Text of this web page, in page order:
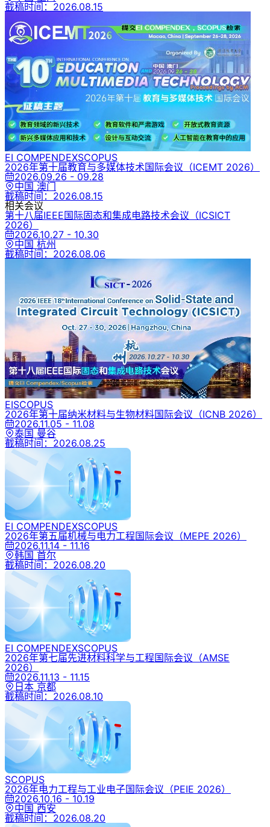
截稿时间： 2026.08.15
EI COMPENDEXSCOPUS
2026年第十届教育与多媒体技术国际会议 （ICEMT 2026）
2026.09.26 - 09.28
中国 澳门
截稿时间： 2026.08.15
相关会议
第十八届IEEE国际固态和集成电路技术会议 （ICSICT
2026）
2026.10.27 - 10.30
中国 杭州
截稿时间： 2026.08.06
EISCOPUS
2026年第十届纳米材料与生物材料国际会议 （ICNB 2026）
2026.11.05 - 11.08
泰国 曼谷
截稿时间： 2026.08.25
EI COMPENDEXSCOPUS
2026年第五届机械与电力工程国际会议 （MEPE 2026）
2026.11.14 - 11.16
韩国 首尔
截稿时间： 2026.08.20
EI COMPENDEXSCOPUS
2026年第七届先进材料科学与工程国际会议 （AMSE
2026）
2026.11.13 - 11.15
日本 京都
截稿时间： 2026.08.10
SCOPUS
2026年电力工程与工业电子国际会议 （PEIE 2026）
2026.10.16 - 10.19
中国 西安
截稿时间： 2026.08.20